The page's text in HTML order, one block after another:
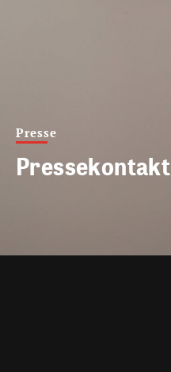
Presse
Pressekontakt